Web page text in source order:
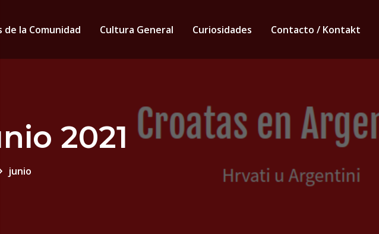
de la Comunidad Cultura General Curiosidades Contacto / Kontakt
2021
junio